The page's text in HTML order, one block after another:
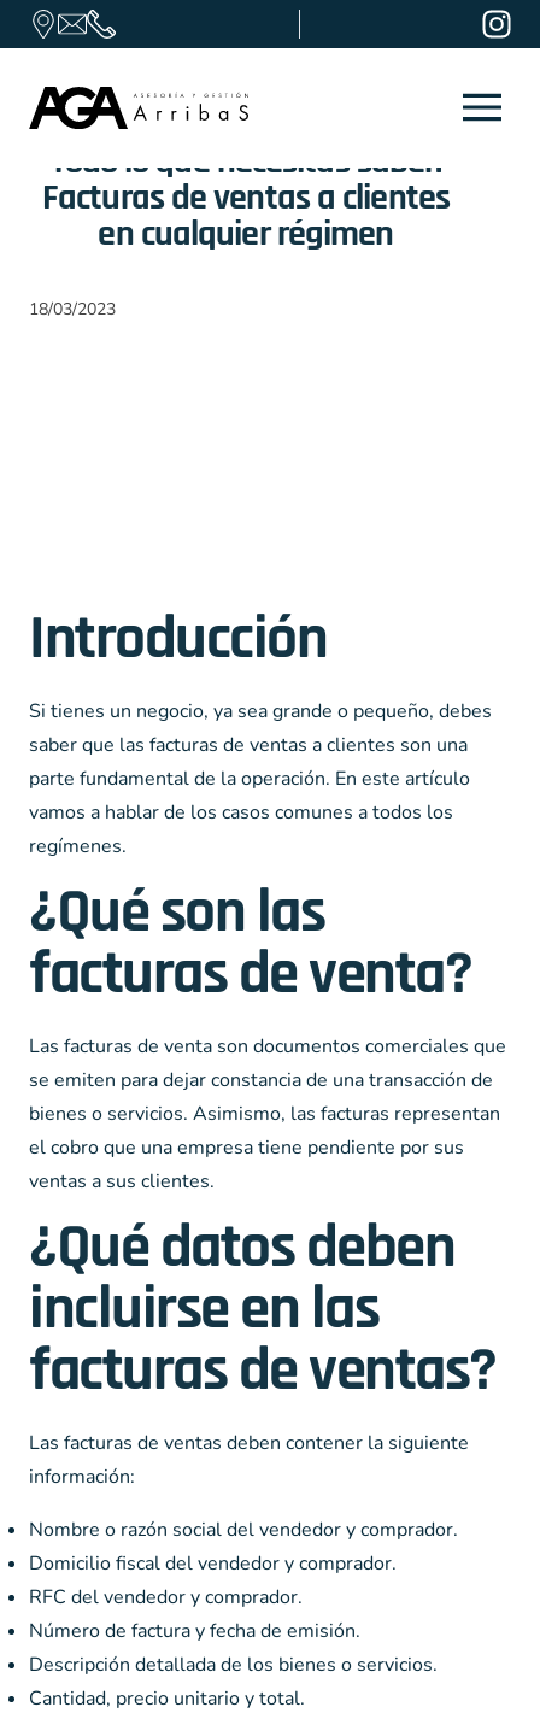
Skip to content
Todo lo que necesitas saber:
Facturas de ventas a clientes
en cualquier régimen
18/03/2023
Introducción
Si tienes un negocio, ya sea grande o pequeño, debes
saber que las facturas de ventas a clientes son una
parte fundamental de la operación. En este artículo
vamos a hablar de los casos comunes a todos los
regímenes.
¿Qué son las
facturas de venta?
Las facturas de venta son documentos comerciales que
se emiten para dejar constancia de una transacción de
bienes o servicios. Asimismo, las facturas representan
el cobro que una empresa tiene pendiente por sus
ventas a sus clientes.
¿Qué datos deben
incluirse en las
facturas de ventas?
Las facturas de ventas deben contener la siguiente
información:
Nombre o razón social del vendedor y comprador.
Domicilio fiscal del vendedor y comprador.
RFC del vendedor y comprador.
Número de factura y fecha de emisión.
Descripción detallada de los bienes o servicios.
Cantidad, precio unitario y total.